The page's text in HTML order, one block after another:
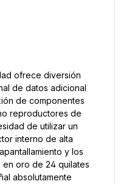
ofrece diversión
de datos adicional
de componentes
reproductores de
de utilizar un
interno de alta
y los
oro de 24 quilates
absolutamente